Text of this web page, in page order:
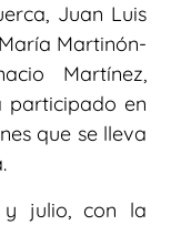
Juan Luis
Martinón-
Martínez,
participado en
que se lleva
y julio, con la